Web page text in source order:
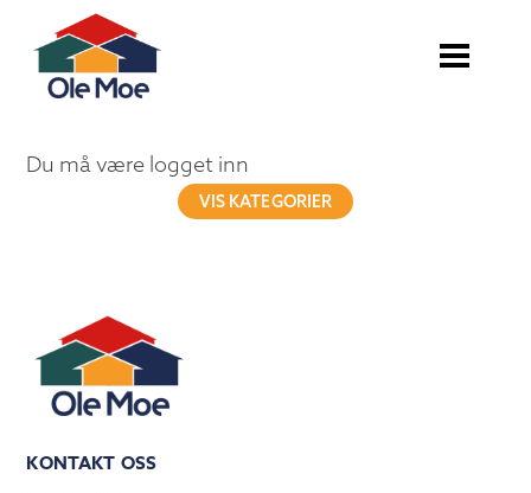
Du må være logget inn
VIS KATEGORIER
KONTAKT OSS